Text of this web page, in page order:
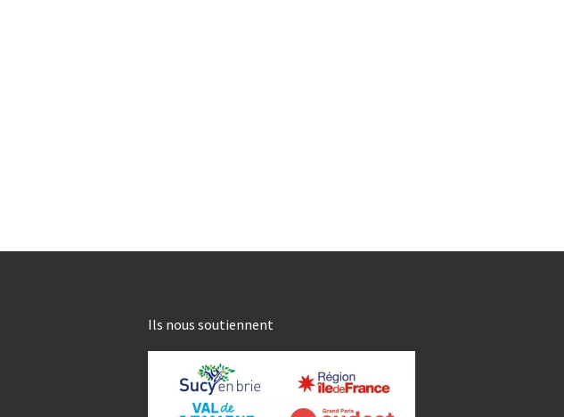
Ils nous soutiennent